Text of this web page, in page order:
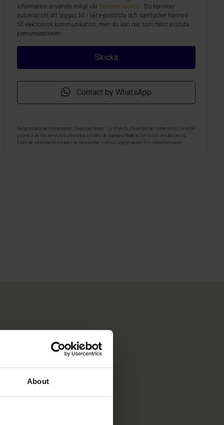
About
information används enligt vår Sekretesspolicy
. Du kommer
automatiskt att läggas till i vår e-postlista och samtycker härmed
till elektronisk kommunikation, men du kan när som helst avsluta
prenumerationen
Contact by WhatsApp
Responsable del tratamiento: Casa Las Dunas - La Mata SL, Finalidad del tratamiento: Gestión
y control de los servicios ofrecidos a través de la página Web de Servicios inmobiliarios,
Envío de información a traves de newsletter y otros, Legitimación: Por consentimiento,